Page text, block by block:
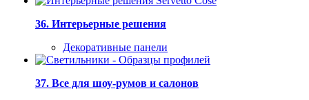
36. Интерьерные решения
Декоративные панели
37. Все для шоу-румов и салонов